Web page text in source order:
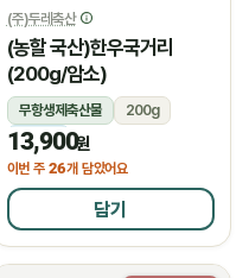
(주)두레축산
(농할 국산)한우국거리
(200g/암소)
무항생제축산물
200g
냉장
13,900원
이번 주 26개 담았어요
담기